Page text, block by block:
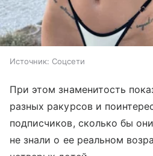
Источник: Соцсети
При этом знаменитость
разных ракурсов и
подписчиков, сколько бы
не знали о ее реальном